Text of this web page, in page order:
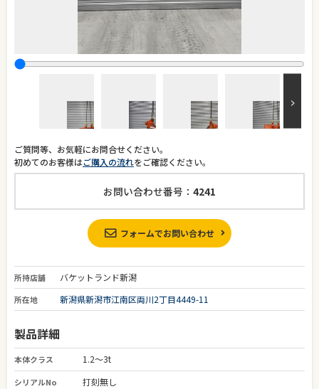
ご質問等、お気軽にお問合せください。
初めてのお客様はご購入の流れをご確認ください。
お問い合わせ番号： 4241
フォームでお問い合わせ
所持店舗 バケットランド新潟
所在地 新潟県新潟市江南区両川2丁目4449-11
製品詳細
本体クラス 1.2～3t
シリアルNo 打刻無し